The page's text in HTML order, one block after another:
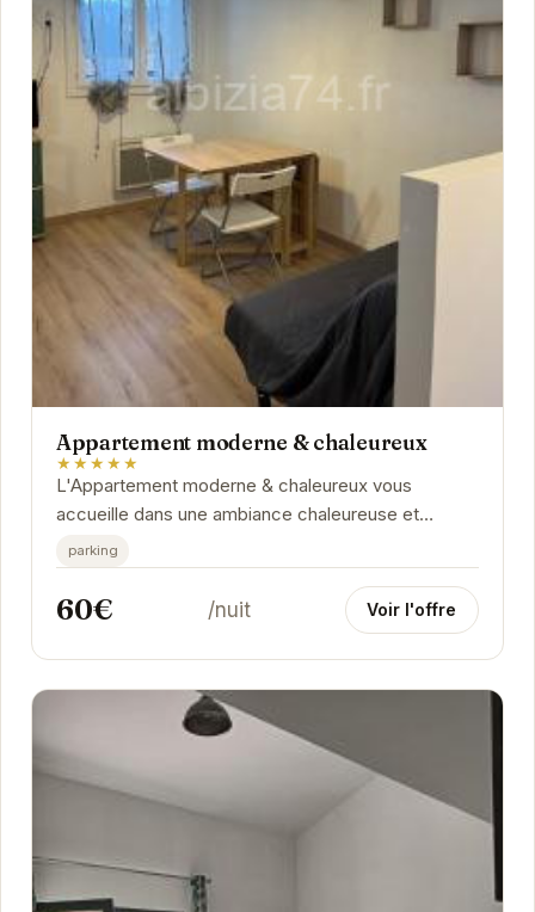
Appartement moderne & chaleureux
★★★★★
L'Appartement moderne & chaleureux vous
accueille dans une ambiance chaleureuse et
conviviale. Situé à proximité des thermes et des
commerces, il...
parking
60€ /nuit Voir l'offre